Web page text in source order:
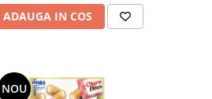
ADAUGA IN COS
NOU